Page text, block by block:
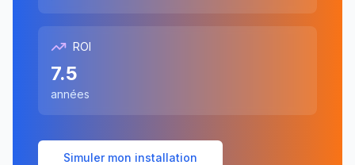
ROI
7.5
années
Simuler mon installation